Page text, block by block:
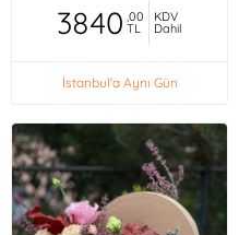
3840 ,00
TL
KDV
Dahil
İstanbul'a Aynı Gün